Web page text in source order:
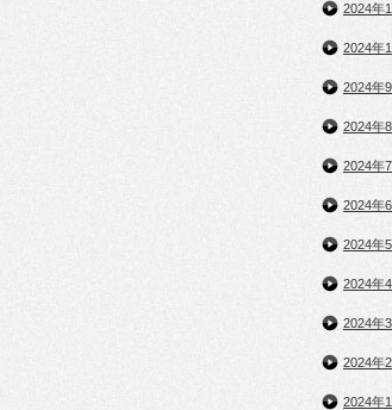
2024年
2024年
2024年
2024年
2024年
2024年
2024年
2024年
2024年
2024年
2024年